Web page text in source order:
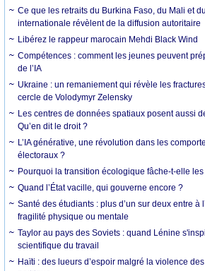
Ce que les retraits du Burkina Faso, du Mali et
internationale révèlent de la diffusion autoritaire
Libérez le rappeur marocain Mehdi Black Wind
Compétences : comment les jeunes peuvent
de l’IA
Ukraine : un remaniement qui révèle les
cercle de Volodymyr Zelensky
Les centres de données spatiaux posent aussi
Qu’en dit le droit ?
L’IA générative, une révolution dans les
électoraux ?
Pourquoi la transition écologique fâche-t-elle
Quand l’État vacille, qui gouverne encore ?
Santé des étudiants : plus d’un sur deux entre à
fragilité physique ou mentale
Taylor au pays des Soviets : quand Lénine
scientifique du travail
Haïti : des lueurs d’espoir malgré la violence